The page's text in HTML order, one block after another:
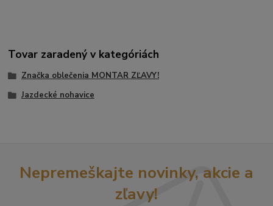
Tovar zaradený v kategóriách
Značka oblečenia MONTAR ZĽAVY!
Jazdecké nohavice
Nepremeškajte novinky, akcie a
zľavy!